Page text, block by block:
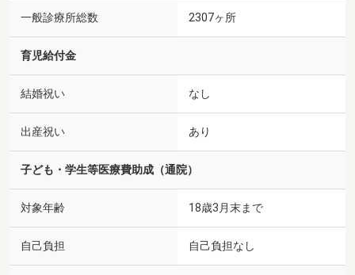
一般診療所総数 2307ヶ所
育児給付金
結婚祝い なし
出産祝い あり
子ども・学生等医療費助成（通院）
対象年齢 18歳3月末まで
自己負担 自己負担なし